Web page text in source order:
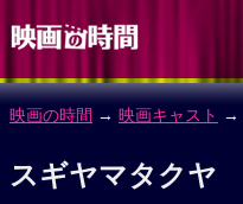
映画の時間 → 映画キャスト →
スギヤマタクヤ